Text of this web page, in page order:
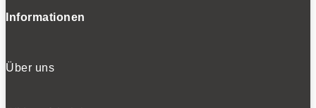
Informationen
Über uns